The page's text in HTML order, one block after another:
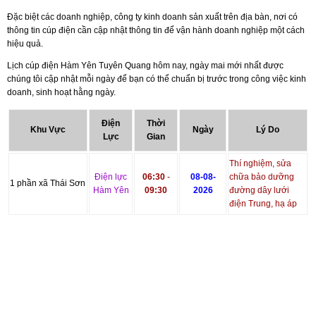
Đặc biệt các doanh nghiệp, công ty kinh doanh sản xuất trên địa bàn, nơi có
thông tin cúp điện cần cập nhật thông tin để vận hành doanh nghiệp một cách
hiệu quả.
Lịch cúp điện Hàm Yên Tuyên Quang hôm nay, ngày mai mới nhất được
chúng tôi cập nhật mỗi ngày để bạn có thể chuẩn bị trước trong công việc kinh
doanh, sinh hoạt hằng ngày.
Khu Vực
Điện
Lực
Thời
Gian
Ngày Lý Do
1 phần xã Thái Sơn
Điện lực
Hàm Yên
06:30-
09:30
08-08-
2026
Thí nghiệm, sửa
chữa bảo dưỡng
đường dây lưới
điện Trung, hạ áp